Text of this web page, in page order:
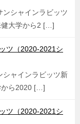
シャインラビッツ
健大学から2 […]
ツ（2020-2021シ
ャインラビッツ新
から2020 […]
ツ（2020-2021シ